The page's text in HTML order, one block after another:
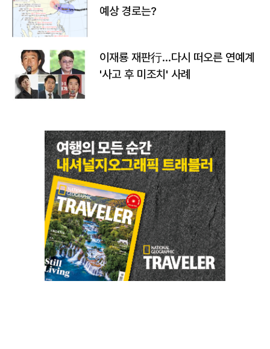
예상 경로는?
이재룡 재판行…다시 떠오른 연예계
'사고 후 미조치' 사례